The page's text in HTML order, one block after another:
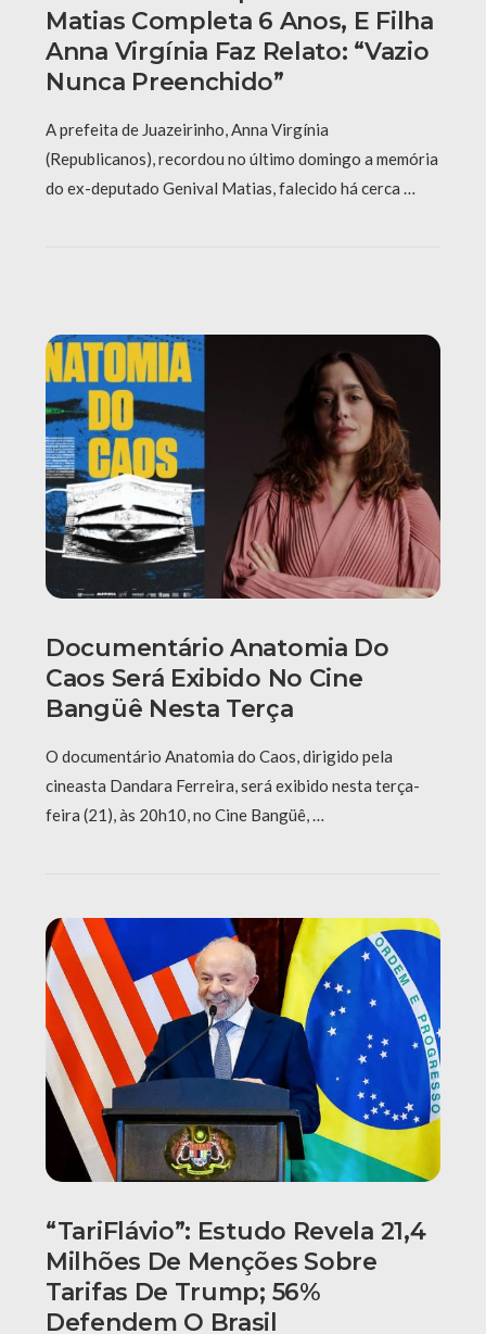
Matias Completa 6 Anos, E Filha
Anna Virgínia Faz Relato: “Vazio
Nunca Preenchido”
A prefeita de Juazeirinho, Anna Virgínia
(Republicanos), recordou no último domingo a memória
do ex-deputado Genival Matias, falecido há cerca …
Documentário Anatomia Do
Caos Será Exibido No Cine
Bangüê Nesta Terça
O documentário Anatomia do Caos, dirigido pela
cineasta Dandara Ferreira, será exibido nesta terça-
feira (21), às 20h10, no Cine Bangüê, …
“TariFlávio”: Estudo Revela 21,4
Milhões De Menções Sobre
Tarifas De Trump; 56%
Defendem O Brasil